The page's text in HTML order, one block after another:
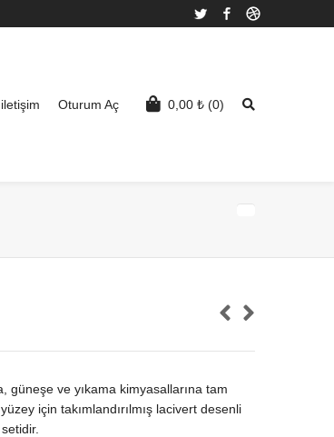
Twitter Facebook
0,00 ₺ (0)
iletişim Oturum Aç
ve yıkama kimyasallarına tam
için takımlandırılmış lacivert desenli